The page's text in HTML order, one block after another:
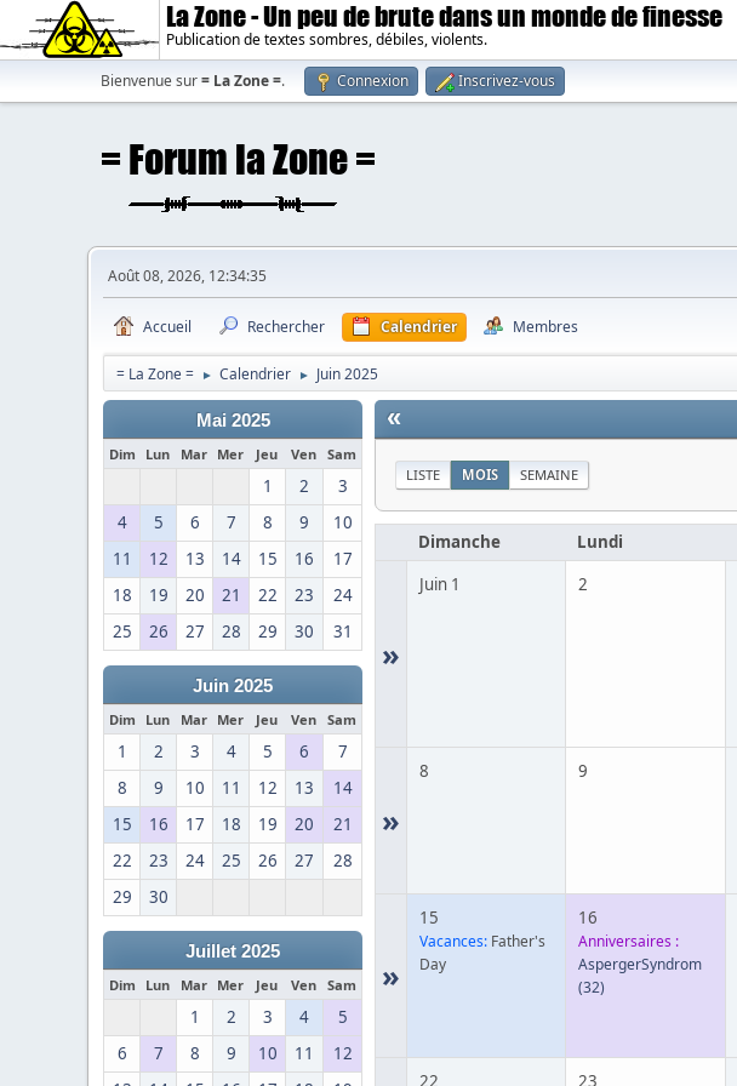
La Zone - Un peu de brute dans un monde de finesse
Publication de textes sombres, débiles, violents.
Bienvenue sur= La Zone =. Connexion Inscrivez-vous
Août 08, 2026, 12:34:35
Accueil Rechercher Calendrier Membres
= La Zone = ► Calendrier ► Juin 2025
Mai 2025
Dim Lun Mar Mer Jeu Ven Sam
1 2
3
4
5 6 7 8 9
10
11
12 13 14 15 16
17
18
19 20 21 22 23
24
25
26 27 28 29 30 31
Juin 2025
Dim Lun Mar Mer Jeu Ven Sam
1 2 3 4 5 6
7
8
9 10 11 12 13
14
15
16 17 18 19 20
21
22
23 24 25 26 27
28
29
30
Juillet 2025
Dim Lun Mar Mer Jeu Ven Sam
1 2 3 4
5
6
7 8 9 10 11
12
«
LISTE MOIS SEMAINE
Dimanche Lundi
»
Juin 1 2
»
8 9
»
15
Vacances: Father's
Day
16
Anniversaires :
AspergerSyndrom
(32)
22 23